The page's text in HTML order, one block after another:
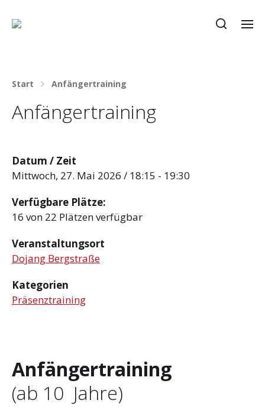
Start Anfängertraining
Anfängertraining
Datum / Zeit
Mittwoch, 27. Mai 2026 / 18:15 - 19:30
Verfügbare Plätze:
16 von 22 Plätzen verfügbar
Veranstaltungsort
Dojang Bergstraße
Kategorien
Präsenztraining
Anfängertraining
(ab 10 Jahre)